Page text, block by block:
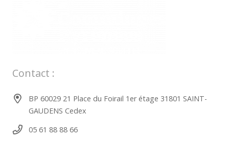
Contact :
BP 60029 21 Place du Foirail 1er étage 31801 SAINT-
GAUDENS Cedex
05 61 88 88 66